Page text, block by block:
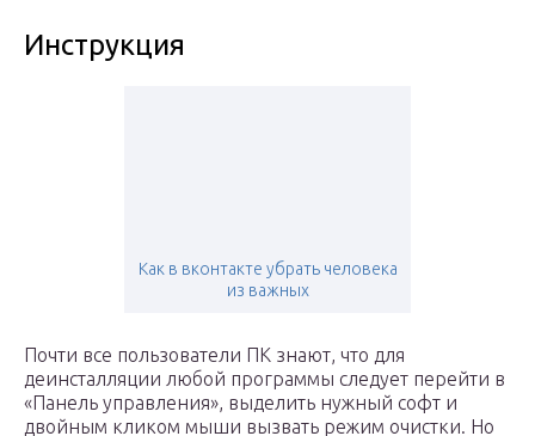
Инструкция
Как в вконтакте убрать человека
из важных
Почти все пользователи ПК знают, что для
деинсталляции любой программы следует перейти в
«Панель управления», выделить нужный софт и
двойным кликом мыши вызвать режим очистки. Но